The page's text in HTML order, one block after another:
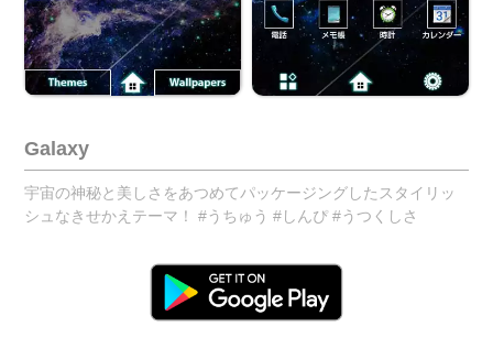
Galaxy
宇宙の神秘と美しさをあつめてパッケージングしたスタイリッ
シュなきせかえテーマ！ #うちゅう #しんぴ #うつくしさ